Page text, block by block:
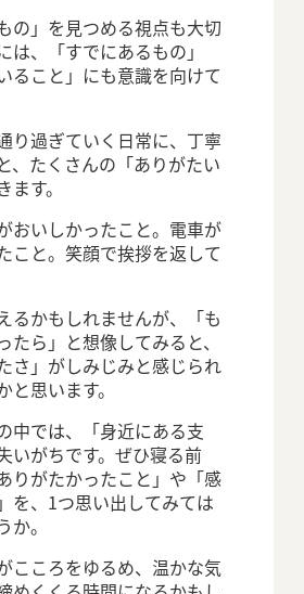
の」を見つめる視点も大切
は、「すでにあるもの」
ること」にも意識を向けて
り過ぎていく日常に、丁寧
、たくさんの「ありがたい
す。
おいしかったこと。電車が
こと。笑顔で挨拶を返して
るかもしれませんが、「も
たら」と想像してみると、
さ」がしみじみと感じられ
と思います。
中では、「身近にある支
いがちです。ぜひ寝る前
りがたかったこと」や「感
を、1つ思い出してみては
か。
こころをゆるめ、温かな気